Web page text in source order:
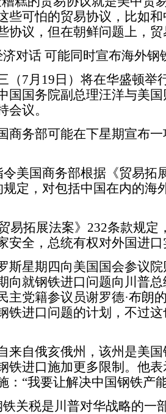
些可怕的贸易协议，比如
协议，但在朝鲜问题上，
对话 可能同时宣布海外钢
（7月19日）将在华盛顿举
国国务院副总理汪洋与美
会议。
商务部可能在下星期宣布
令美国商务部根据《贸易拓
规定，对包括中国在内的海
易拓展法案》232条款规定
安全，总统有权对外国进
斯星期四向美国国会参议院
向就钢铁进口问题向川普
主党籍参议员谢罗德·布朗
铁进口问题的计划，不过
来自俄亥俄州，该州是美
铁进口施加更多限制。他
：“我要让解决中国钢铁产
关税是川普对华战略的一